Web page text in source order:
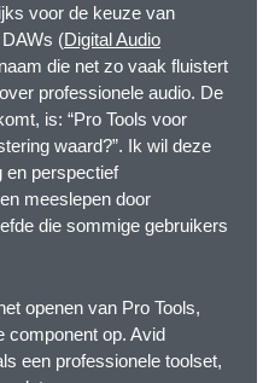
voor de keuze van
(Digital Audio
die net zo vaak fluistert
professionele audio. De
is: “Pro Tools voor
waard?”. Ik wil deze
en perspectief
meeslepen door
die sommige gebruikers
openen van Pro Tools,
component op. Avid
een professionele toolset,